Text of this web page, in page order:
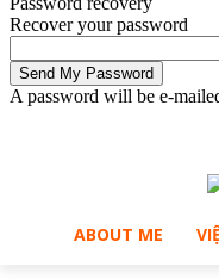
Recover your password
A password will be e-
ABOUT ME